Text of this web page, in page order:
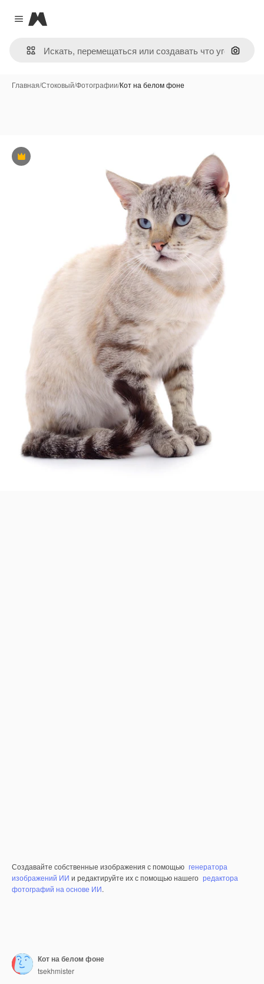
Close menu
Magnific
Поиск
Главная/Стоковый/Фотографии/Кот на белом фоне
Премиум
Создавайте собственные изображения с помощью генератора
изображений ИИ и редактируйте их с помощью нашего редактора
фотографий на основе ИИ.
Кот на белом фоне
tsekhmister